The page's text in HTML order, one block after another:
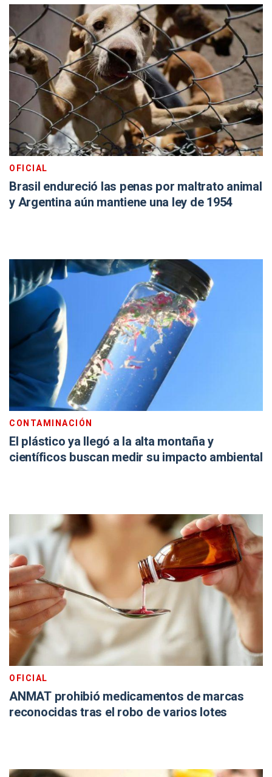
OFICIAL
Brasil endureció las penas por maltrato animal
y Argentina aún mantiene una ley de 1954
CONTAMINACIÓN
El plástico ya llegó a la alta montaña y
científicos buscan medir su impacto ambiental
OFICIAL
ANMAT prohibió medicamentos de marcas
reconocidas tras el robo de varios lotes